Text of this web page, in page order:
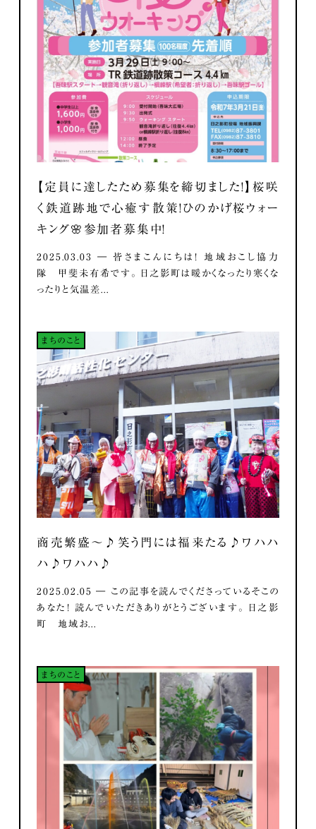
【定員に達したため募集を締切ました！】桜咲
く鉄道跡地で心癒す散策！ひのかげ桜ウォー
キング🌸参加者募集中！
2025.03.03 ― 皆さまこんにちは！ 地域おこし協力
隊 甲斐未有希です。 日之影町は暖かくなったり寒くな
ったりと気温差...
まちのこと
商売繁盛～♪笑う門には福来たる♪ワハハ
ハ♪ワハハ♪
2025.02.05 ― この記事を読んでくださっているそこの
あなた！ 読んでいただきありがとうございます。 日之影
町 地域お...
まちのこと